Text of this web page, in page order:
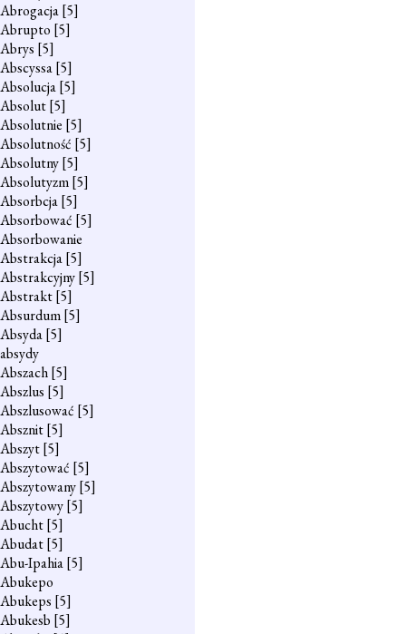
Abrogacja[5]
Abrupto [5]
Abrys [5]
Abscyssa[5]
Absolucja[5]
Absolut[5]
Absolutnie [5]
Absolutność [5]
Absolutny[5]
Absolutyzm[5]
Absorbcja[5]
Absorbować [5]
Absorbowanie
Abstrakcja[5]
Abstrakcyjny[5]
Abstrakt[5]
Absurdum[5]
Absyda[5]
absydy
Abszach[5]
Abszlus [5]
Abszlusować [5]
Absznit[5]
Abszyt[5]
Abszytować [5]
Abszytowany[5]
Abszytowy[5]
Abucht[5]
Abudat[5]
Abu-Ipahia[5]
Abukepo
Abukeps [5]
Abukesb [5]